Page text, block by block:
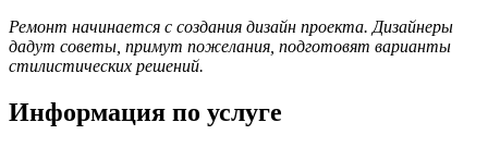
Ремонт начинается с создания дизайн проекта. Дизайнеры
дадут советы, примут пожелания, подготовят варианты
стилистических решений.
Информация по услуге